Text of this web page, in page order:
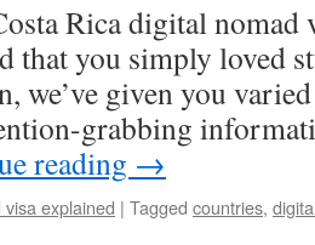
Rica digital
that you simply loved
we’ve given you
grabbing
reading →
explained | Tagged countries,